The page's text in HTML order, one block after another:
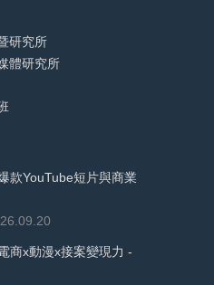
研究所
體研究所
款YouTube短片與商業
商x動漫x接案變現力 -